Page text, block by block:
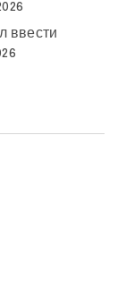
ввести